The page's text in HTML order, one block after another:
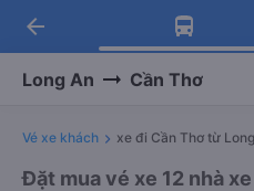
Tải app
Nhận ưu đãi
Tải app Vexere
-30k/ghế khi đặt
arrow_back
Long An Cần Thơ
Vé xe khách xe đi Cần Thơ từ
Đặt mua vé xe 12 nhà